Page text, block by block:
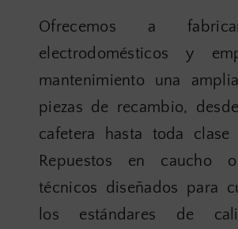
Ofrecemos a
electrodomésticos y
mantenimiento una
piezas de recambio,
cafetera hasta toda clase
Repuestos en caucho
técnicos diseñados para
los estándares de